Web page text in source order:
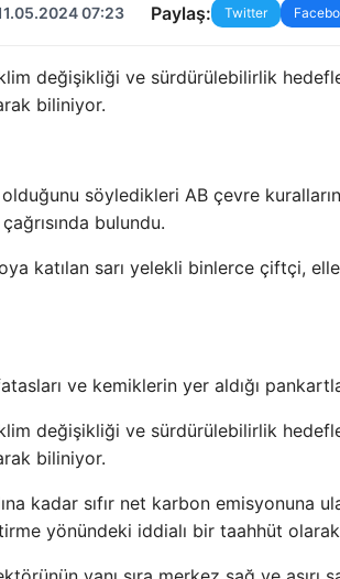
07:23 Paylaş: Twitter
değişikliği ve sürdürülebilirlik
biliniyor.
söyledikleri AB çevre
bulundu.
katılan sarı yelekli binlerce çiftçi,
ve kemiklerin yer aldığı
değişikliği ve sürdürülebilirlik
biliniyor.
kadar sıfır net karbon emisyonuna
yönündeki iddialı bir taahhüt olarak